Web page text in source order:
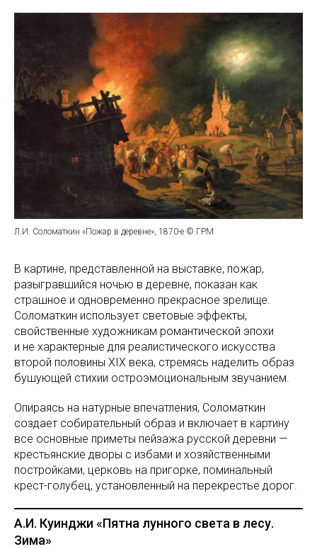
Л.И. Соломаткин «Пожар в деревне», 1870-е © ГРМ
В картине, представленной на выставке, пожар,
разыгравшийся ночью в деревне, показан как
страшное и одновременно прекрасное зрелище.
Соломаткин использует световые эффекты,
свойственные художникам романтической эпохи
и не характерные для реалистического искусства
второй половины XIX века, стремясь наделить образ
бушующей стихии остроэмоциональным звучанием.
Опираясь на натурные впечатления, Соломаткин
создает собирательный образ и включает в картину
все основные приметы пейзажа русской деревни —
крестьянские дворы с избами и хозяйственными
постройками, церковь на пригорке, поминальный
крест-голубец, установленный на перекрестье дорог.
А.И. Куинджи «Пятна лунного света в лесу.
Зима»